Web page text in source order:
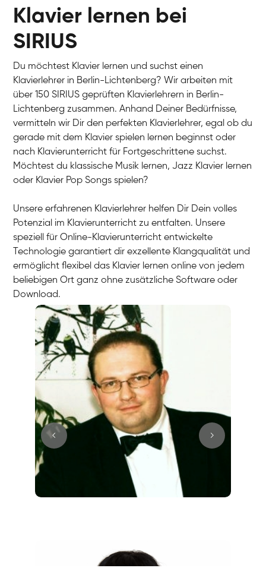
Klavier lernen bei
SIRIUS
Du möchtest Klavier lernen und suchst einen
Klavierlehrer in Berlin-Lichtenberg? Wir arbeiten mit
über 150 SIRIUS geprüften Klavierlehrern in Berlin-
Lichtenberg zusammen. Anhand Deiner Bedürfnisse,
vermitteln wir Dir den perfekten Klavierlehrer, egal ob du
gerade mit dem Klavier spielen lernen beginnst oder
nach Klavierunterricht für Fortgeschrittene suchst.
Möchtest du klassische Musik lernen, Jazz Klavier lernen
oder Klavier Pop Songs spielen?
Unsere erfahrenen Klavierlehrer helfen Dir Dein volles
Potenzial im Klavierunterricht zu entfalten. Unsere
speziell für Online-Klavierunterricht entwickelte
Technologie garantiert dir exzellente Klangqualität und
ermöglicht flexibel das Klavier lernen online von jedem
beliebigen Ort ganz ohne zusätzliche Software oder
Download.